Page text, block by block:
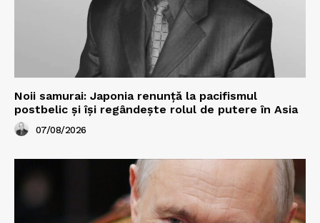
Noii samurai: Japonia renunță la pacifismul
postbelic și își regândește rolul de putere în Asia
07/08/2026